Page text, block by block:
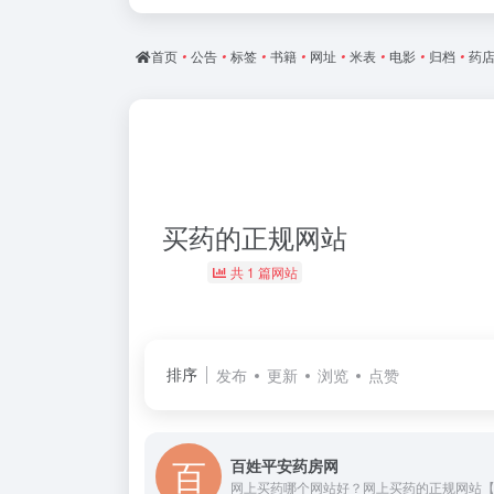
首页 • 公告 • 标签 • 书籍 • 网址 • 米表 • 电影 • 归档 • 药店
买药的正规网站
共 1 篇网站
排序 发布 更新 浏览 点赞
百姓平安药房网